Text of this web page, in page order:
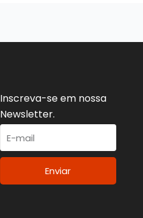
Inscreva-se em nossa
Newsletter.
Enviar